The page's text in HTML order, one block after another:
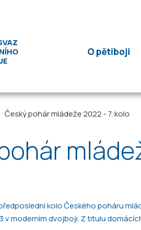
O pětiboji
Český pohár mládeže 2022 - 7. kolo
kolo Českého poháru
v moderním dvojboji. Z titulu